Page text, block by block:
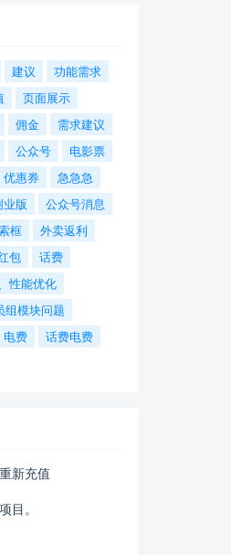
建议
功能需求
页面展示
佣金
需求建议
公众号
电影票
优惠券
急急急
业版
公众号消息
框
外卖返利
包
话费
性能优化
组模块问题
电费
话费电费
新充值
目。